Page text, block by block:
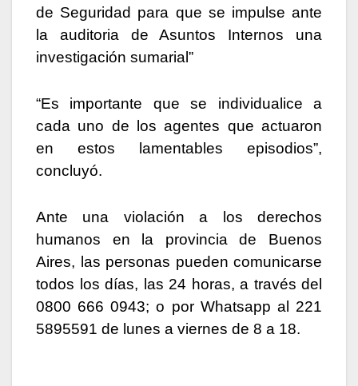
de Seguridad para que se impulse ante
la auditoria de Asuntos Internos una
investigación sumarial”
“Es importante que se individualice a
cada uno de los agentes que actuaron
en estos lamentables episodios”,
concluyó.
Ante una violación a los derechos
humanos en la provincia de Buenos
Aires, las personas pueden comunicarse
todos los días, las 24 horas, a través del
0800 666 0943; o por Whatsapp al 221
5895591 de lunes a viernes de 8 a 18.